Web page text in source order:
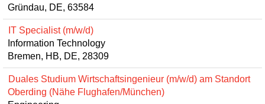
Gründau, DE, 63584
IT Specialist (m/w/d)
Information Technology
Bremen, HB, DE, 28309
Duales Studium Wirtschaftsingenieur (m/w/d) am Standort
Oberding (Nähe Flughafen/München)